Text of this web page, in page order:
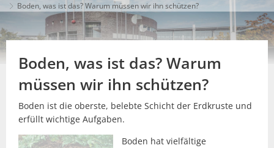
Boden, was ist das? Warum müssen wir ihn schützen?
Boden, was ist das? Warum
müssen wir ihn schützen?
Boden ist die oberste, belebte Schicht der Erdkruste und
erfüllt wichtige Aufgaben.
Boden hat vielfältige